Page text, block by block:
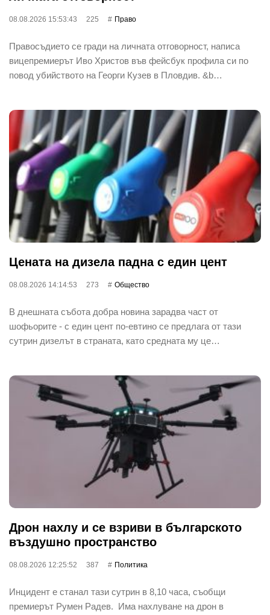
08.08.2026 15:53:43 225 Право
Правосъдието се гради на личната отговорност, написа
вицепремиерът Иво Христов във фейсбук профила си по
повод убийството на Георги Кузев в Пловдив. &b…
Цената на дизела падна с един цент
08.08.2026 14:14:53 273 Общество
В днешната събота добра новина зарадва част от
шофьорите - с един цент по-евтино се предлага от тази
сутрин дизелът в страната, като средната му це…
Дрон нахлу и се взриви в българското
въздушно пространство
08.08.2026 12:25:52 387 Политика
Инцидент е станал тази сутрин в 8,10 часа, съобщи
премиерът Румен Радев. Има нахлуване на дрон в